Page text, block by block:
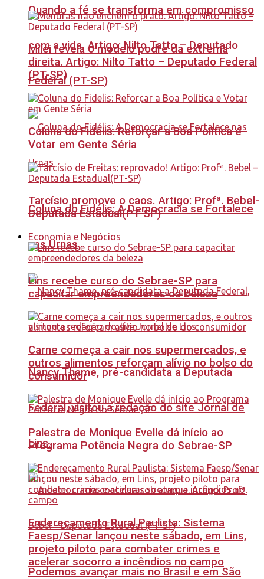
Quando a fé se transforma em compromisso
com a vida. Artigo: Nilto Tatto – Deputado
Federal (PT-SP)
Coluna do Fidélis: A Democracia se Fortalece
nas Urnas
Nancy Thame, pré-candidata a Deputada
Federal, visitou a redação do site Jornal de
Lins.
Podemos avançar mais no Brasil e em São
Milei revela o modelo podre da extrema
direita. Artigo: Nilto Tatto – Deputado Federal
(PT-SP)
Coluna do Fidelis: Reforçar a Boa Política e
Votar em Gente Séria
Tarcísio promove o caos. Artigo: Profª. Bebel-
Deputada Estadual(PT-SP)
Economia e Negócios
Lins recebe curso do Sebrae-SP para
capacitar empreendedores da beleza
Carne começa a cair nos supermercados, e
outros alimentos reforçam alívio no bolso do
consumidor
Palestra de Monique Evelle dá início ao
Programa Potência Negra do Sebrae-SP
Endereçamento Rural Paulista: Sistema
Faesp/Senar lançou neste sábado, em Lins,
projeto piloto para combater crimes e
acelerar socorro a incêndios no campo